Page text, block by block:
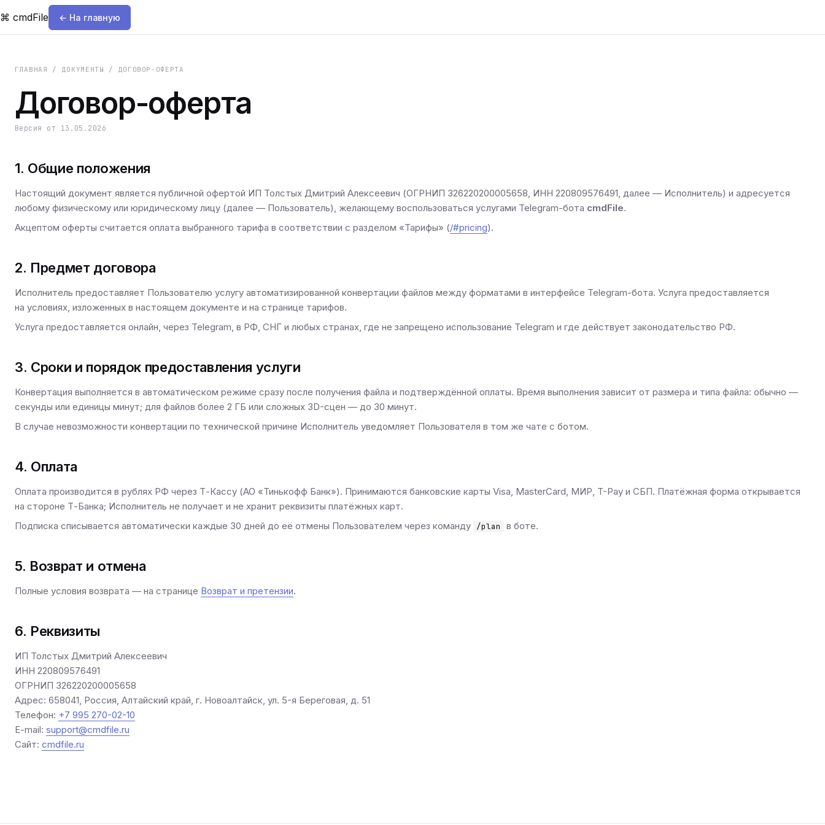
⌘ cmdFile ← На главную
ГЛАВНАЯ / ДОКУМЕНТЫ / ДОГОВОР-ОФЕРТА
Договор-оферта
Версия от 13.05.2026
1. Общие положения
Настоящий документ является публичной офертой ИП Толстых Дмитрий Алексеевич (ОГРНИП 326220200005658, ИНН 220809576491, далее — Исполнитель) и адресуется
любому физическому или юридическому лицу (далее — Пользователь), желающему воспользоваться услугами Telegram-бота cmdFile.
Акцептом оферты считается оплата выбранного тарифа в соответствии с разделом «Тарифы» (/#pricing).
2. Предмет договора
Исполнитель предоставляет Пользователю услугу автоматизированной конвертации файлов между форматами в интерфейсе Telegram-бота. Услуга предоставляется
на условиях, изложенных в настоящем документе и на странице тарифов.
Услуга предоставляется онлайн, через Telegram, в РФ, СНГ и любых странах, где не запрещено использование Telegram и где действует законодательство РФ.
3. Сроки и порядок предоставления услуги
Конвертация выполняется в автоматическом режиме сразу после получения файла и подтверждённой оплаты. Время выполнения зависит от размера и типа файла: обычно —
секунды или единицы минут; для файлов более 2 ГБ или сложных 3D-сцен — до 30 минут.
В случае невозможности конвертации по технической причине Исполнитель уведомляет Пользователя в том же чате с ботом.
4. Оплата
Оплата производится в рублях РФ через Т-Кассу (АО «Тинькофф Банк»). Принимаются банковские карты Visa, MasterCard, МИР, T-Pay и СБП. Платёжная форма открывается
на стороне Т-Банка; Исполнитель не получает и не хранит реквизиты платёжных карт.
Подписка списывается автоматически каждые 30 дней до её отмены Пользователем через команду /plan в боте.
5. Возврат и отмена
Полные условия возврата — на странице Возврат и претензии.
6. Реквизиты
ИП Толстых Дмитрий Алексеевич
ИНН 220809576491
ОГРНИП 326220200005658
Адрес: 658041, Россия, Алтайский край, г. Новоалтайск, ул. 5-я Береговая, д. 51
Телефон: +7 995 270-02-10
E-mail: support@cmdfile.ru
Сайт: cmdfile.ru